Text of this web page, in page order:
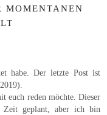
MOMENTANEN
habe. Der letzte Post ist
euch reden möchte. Dieser
Zeit geplant, aber ich bin